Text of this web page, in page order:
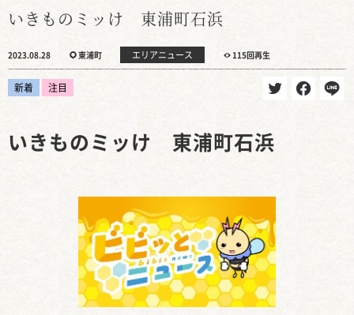
いきものミッけ 東浦町石浜
2023.08.28 東浦町 エリアニュース 115回再生
新着 注目
いきものミッけ 東浦町石浜